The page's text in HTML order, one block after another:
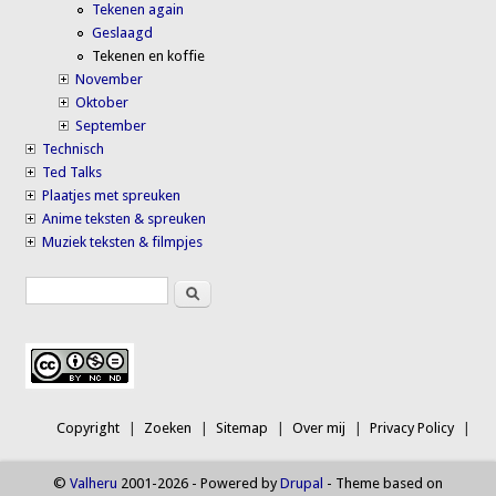
Tekenen again
Geslaagd
Tekenen en koffie
November
Oktober
September
Technisch
Ted Talks
Plaatjes met spreuken
Anime teksten & spreuken
Muziek teksten & filmpjes
Search formSearch
Copyright Zoeken Sitemap Over mij Privacy Policy
© Valheru 2001-2026 - Powered byDrupal - Theme based on